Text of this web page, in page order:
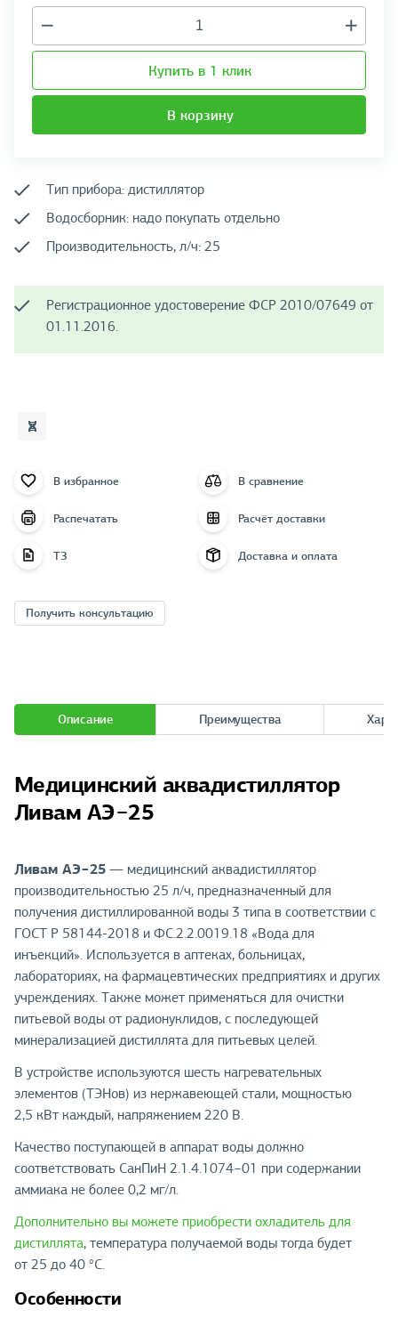
Купить в 1 клик
В корзину
Тип прибора: дистиллятор
Водосборник: надо покупать отдельно
Производительность, л/ч: 25
Регистрационное удостоверение ФСР 2010/07649 от
01.11.2016.
В избранное В сравнение
Распечатать Расчёт доставки
ТЗ Доставка и оплата
Получить консультацию
Описание Преимущества
Медицинский аквадистиллятор
Ливам АЭ−25
Ливам АЭ−25 — медицинский аквадистиллятор
производительностью 25 л/ч, предназначенный для
получения дистиллированной воды 3 типа в соответствии с
ГОСТ Р 58144-2018 и ФС.2.2.0019.18 «Вода для
инъекций». Используется в аптеках, больницах,
лабораториях, на фармацевтических предприятиях и других
учреждениях. Также может применяться для очистки
питьевой воды от радионуклидов, с последующей
минерализацией дистиллята для питьевых целей.
В устройстве используются шесть нагревательных
элементов (ТЭНов) из нержавеющей стали, мощностью
2,5 кВт каждый, напряжением 220 В.
Качество поступающей в аппарат воды должно
соответствовать СанПиН 2.1.4.1074−01 при содержании
аммиака не более 0,2 мг/л.
Дополнительно вы можете приобрести охладитель для
дистиллята, температура получаемой воды тогда будет
от 25 до 40 °С.
Особенности